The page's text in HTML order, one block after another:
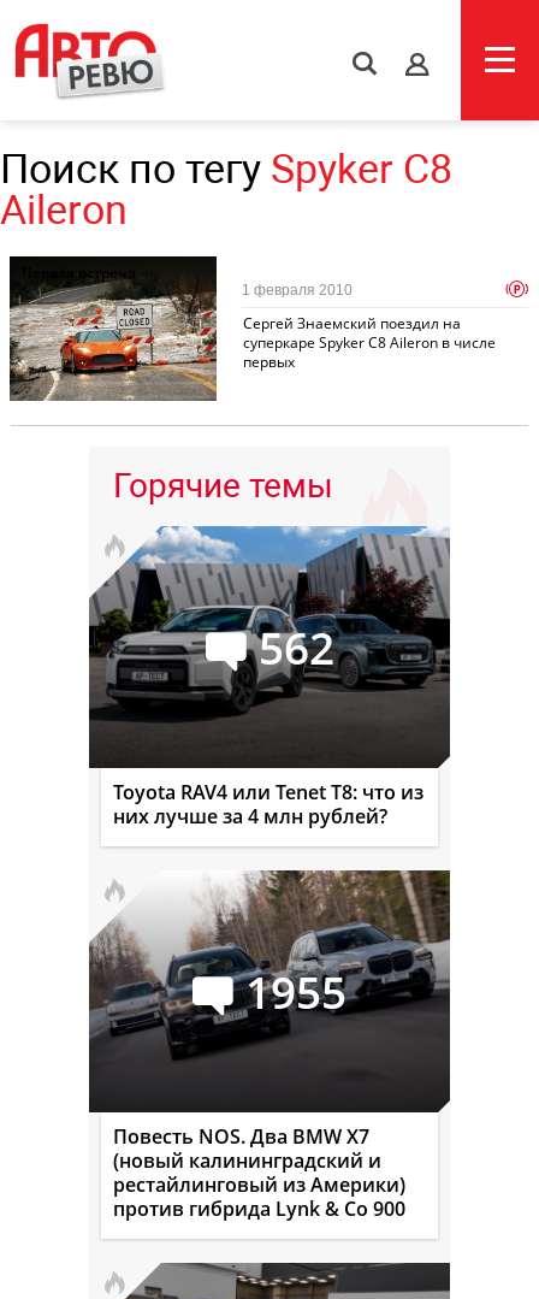
s
Поиск по тегу Spyker C8
Aileron
Первая встреча
Сергей Знаемский поездил на
суперкаре Spyker C8 Aileron в числе
первых
1 февраля 2010 p
Горячие темы
562
Toyota RAV4 или Tenet T8: что из
них лучше за 4 млн рублей?
1955
Повесть NOS. Два BMW X7
(новый калининградский и
рестайлинговый из Америки)
против гибрида Lynk & Co 900